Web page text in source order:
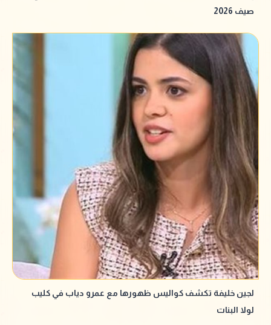
صيف 2026
لجين خليفة تكشف كواليس ظهورها مع عمرو دياب في كليب
لولا البنات